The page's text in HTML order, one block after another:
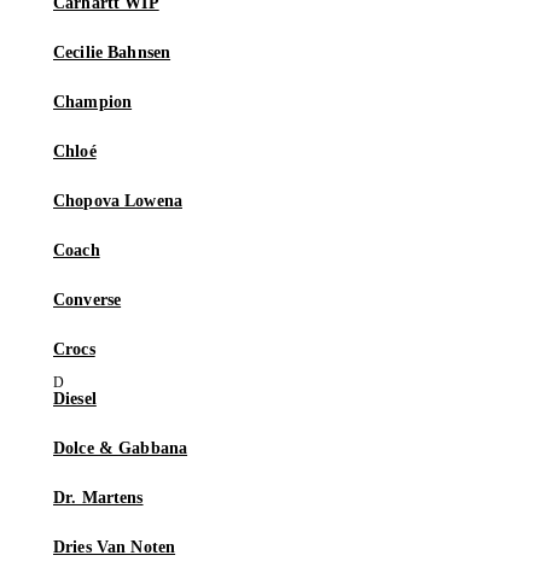
Cecilie Bahnsen
Champion
Chloé
Chopova Lowena
Coach
Converse
Crocs
Diesel
Dolce & Gabbana
Dr. Martens
Dries Van Noten